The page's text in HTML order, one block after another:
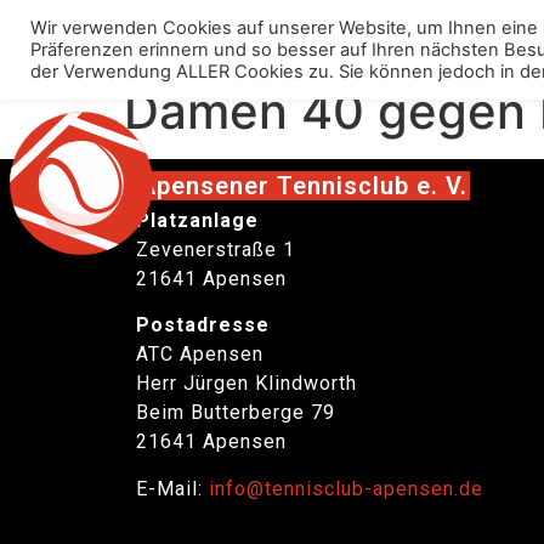
Über uns Anlage
Damen 40 gegen
Apensener Tennisclub e. V.
Platzanlage
Zevenerstraße 1
21641 Apensen
Postadresse
ATC Apensen
Herr Jürgen Klindworth
Beim Butterberge 79
21641 Apensen
E-Mail: info@tennisclub-apensen.de
Wir verwenden Cookies auf unserer Website, um Ihnen
Präferenzen erinnern und so besser auf Ihren nächsten
der Verwendung ALLER Cookies zu. Sie können jedoch in